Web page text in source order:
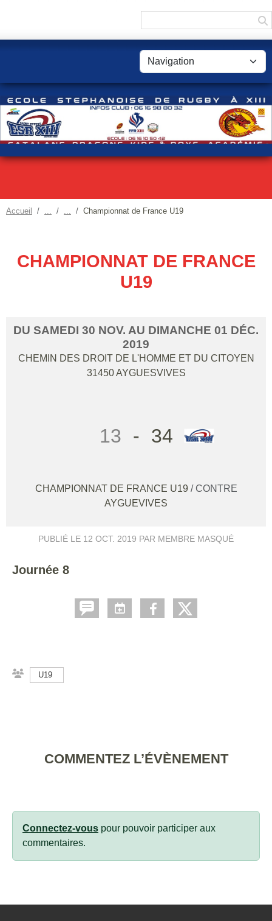
Accueil Championnat de France U19
CHAMPIONNAT DE FRANCE
U19
DU SAMEDI 30 NOV. AU DIMANCHE 01 DÉC.
2019
CHEMIN DES DROIT DE L'HOMME ET DU CITOYEN
31450AYGUESVIVES
13 - 34
CHAMPIONNAT DE FRANCE U19 / CONTRE
AYGUEVIVES
PUBLIÉ LE 12 OCT. 2019 PAR MEMBRE MASQUÉ
Journée 8
U19
COMMENTEZ L’ÉVÈNEMENT
Connectez-vous pour pouvoir participer aux
commentaires.